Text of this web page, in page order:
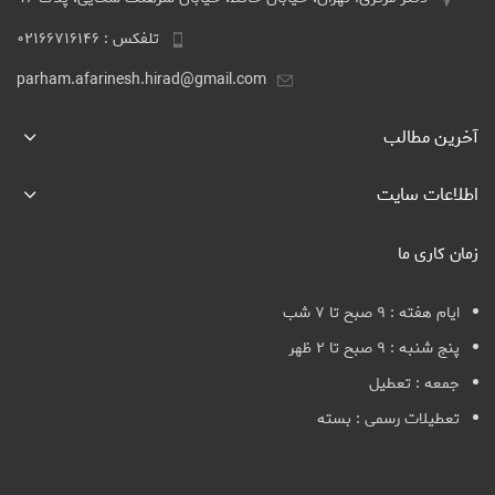
تلفکس : ۰۲۱۶۶۷۱۶۱۴۶
parham.afarinesh.hirad@gmail.com
آخرین مطالب
اطلاعات سایت
زمان کاری ما
ایام هفته : ۹ صبح تا ۷ شب
پنج شنبه : ۹ صبح تا ۲ ظهر
جمعه : تعطیل
تعطیلات رسمی : بسته